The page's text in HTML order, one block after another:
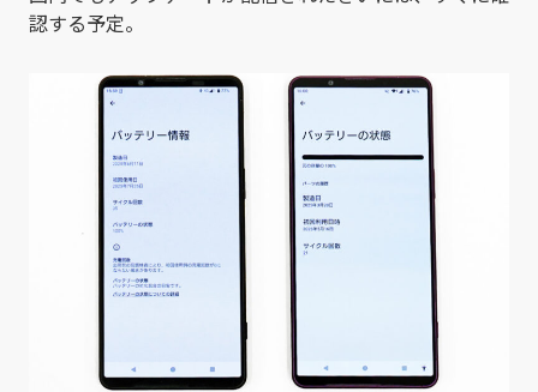
認する予定。